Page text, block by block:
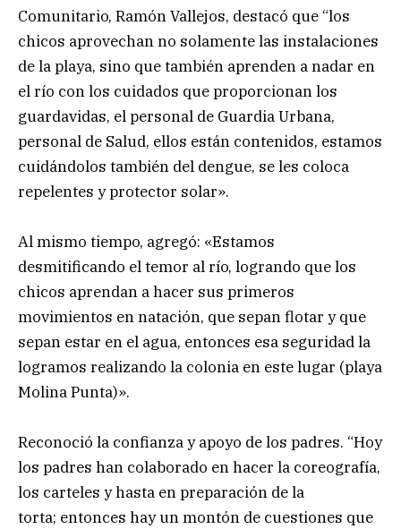
Comunitario, Ramón Vallejos, destacó que “los
chicos aprovechan no solamente las instalaciones
de la playa, sino que también aprenden a nadar en
el río con los cuidados que proporcionan los
guardavidas, el personal de Guardia Urbana,
personal de Salud, ellos están contenidos, estamos
cuidándolos también del dengue, se les coloca
repelentes y protector solar».
Al mismo tiempo, agregó: «Estamos
desmitificando el temor al río, logrando que los
chicos aprendan a hacer sus primeros
movimientos en natación, que sepan flotar y que
sepan estar en el agua, entonces esa seguridad la
logramos realizando la colonia en este lugar (playa
Molina Punta)».
Reconoció la confianza y apoyo de los padres. “Hoy
los padres han colaborado en hacer la coreografía,
los carteles y hasta en preparación de la
torta; entonces hay un montón de cuestiones que